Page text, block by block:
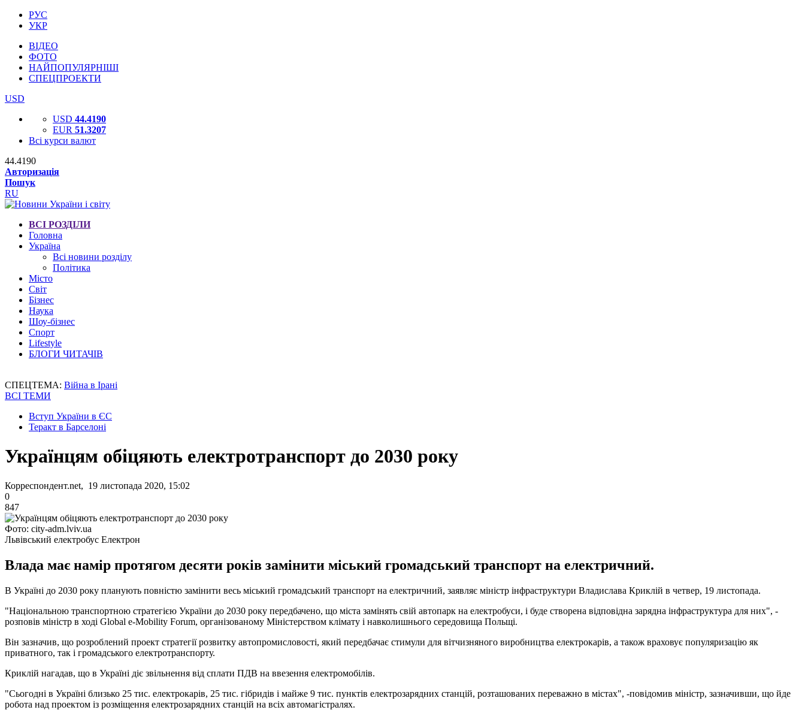
РУС
УКР
ВІДЕО
ФОТО
НАЙПОПУЛЯРНІШІ
СПЕЦПРОЕКТИ
USD
USD 44.4190
EUR 51.3207
Всі курси валют
44.4190
Авторизація
Пошук
RU
ВСІ РОЗДІЛИ
Головна
Україна
Всі новини розділу
Політика
Місто
Світ
Бізнес
Наука
Шоу-бізнес
Спорт
Lifestyle
БЛОГИ ЧИТАЧІВ
СПЕЦТЕМА: Війна в Ірані
ВСІ ТЕМИ
Вступ України в ЄС
Теракт в Барселоні
Українцям обіцяють електротранспорт до 2030 року
Корреспондент.net, 19 листопада 2020, 15:02
0
847
Фото: city-adm.lviv.ua
Львівський електробус Електрон
Влада має намір протягом десяти років замінити міський громадський транспорт на електричний.
В Україні до 2030 року планують повністю замінити весь міський громадський транспорт на електричний, заявляє міністр інфраструктури Владислава Криклій в четвер, 19 листопада.
"Національною транспортною стратегією України до 2030 року передбачено, що міста замінять свій автопарк на електробуси, і буде створена відповідна зарядна інфраструктура для них", -
розповів міністр в ході Global e-Mobility Forum, організованому Міністерством клімату і навколишнього середовища Польщі.
Він зазначив, що розроблений проект стратегії розвитку автопромисловості, який передбачає стимули для вітчизняного виробництва електрокарів, а також враховує популяризацію як
приватного, так і громадського електротранспорту.
Криклій нагадав, що в Україні діє звільнення від сплати ПДВ на ввезення електромобілів.
"Сьогодні в Україні близько 25 тис. електрокарів, 25 тис. гібридів і майже 9 тис. пунктів електрозарядних станцій, розташованих переважно в містах", -повідомив міністр, зазначивши, що йде
робота над проектом із розміщення електрозарядних станцій на всіх автомагістралях.